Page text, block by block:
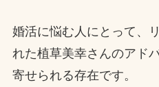
婚活に悩む人にとって、
れた植草美幸さんのアド
寄せられる存在です。